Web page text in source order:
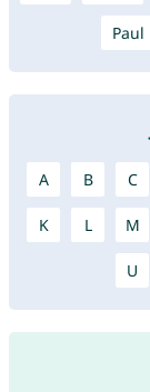
Paul
A B C
K L M
U